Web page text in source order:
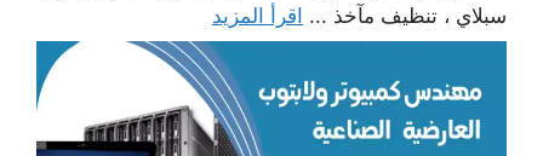
سبلاي ، تنظيف مآخذ ... اقرأ المزيد